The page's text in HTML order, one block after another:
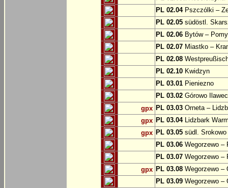
PL 02.04Pszczólki –
PL 02.05 südöstl.
PL 02.06 Bytów –
PL 02.07 Miastko –
PL 02.08
PL 02.10 Kwidzyn
PL 03.01 Pieniezno
PL 03.02 Górowo
gpx PL 03.03 Orneta –
gpx PL 03.04Lidzbark
gpx PL 03.05 südl.
PL 03.06 Wegorzewo –
PL 03.07 Wegorzewo –
gpx PL 03.08 Wegorzewo –
PL 03.09 Wegorzewo –